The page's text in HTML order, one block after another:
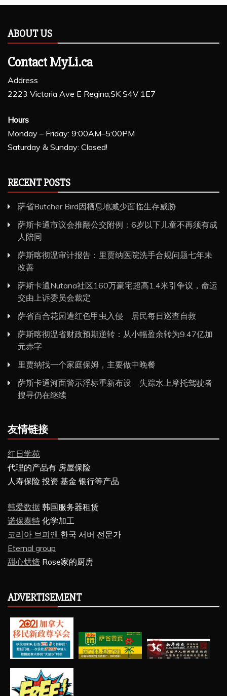
ABOUT US
Contact MyLi.ca
Address
2223 Victoria Ave E Regina,SK S4V 1E7
Hours
Monday – Friday: 9:00AM–5:00PM
Saturday & Sunday: Closed!
RECENT POSTS
萨省Butcher Bird因栖息地减少面临生存威胁
萨斯卡通市议会推翻公交附例：6岁以下儿童不再须有成
人陪同
萨斯喀彻温审计报告：里贾纳医院洗手合规问题七年未
改善
萨斯卡通Nutana社区160万豪宅超高1.4米引争议，命运
交由上诉委员会裁定
萨省百合花园遭红色甲虫入侵 居民每日巡查自救
萨斯喀彻温省财政预期逆转：从小幅盈余转为9.47亿加
元赤字
里贾纳找一个家庭保姆，主要做中晚餐
萨斯卡通河面警示浮标重新布设 失踪水上摩托驾驶者
搜寻仍在继续
友情链接
红日学苑
代理的产品有 房屋保险
人寿保险 投资 基金 银行等产品
韩爱数据 韩国服务器租赁
诺保泰特 化学加工
코리아 브피앤 한국 서버 전문가
Eternal group
甜心烘焙 Rose家的厨房
ADVERTISEMENT